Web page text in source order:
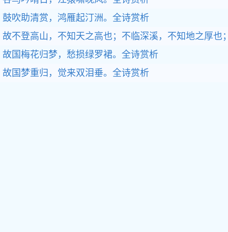
鼓吹助清赏，鸿雁起汀洲。全诗赏析
故不登高山，不知天之高也；不临深溪，不知地之厚也
故国梅花归梦，愁损绿罗裙。全诗赏析
故国梦重归，觉来双泪垂。全诗赏析